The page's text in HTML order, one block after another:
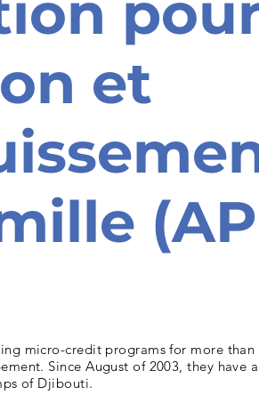
et
micro-credit programs for more
Since August of 2003, they have
of Djibouti.